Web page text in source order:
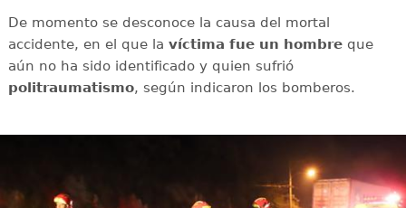
De momento se desconoce la causa del mortal
accidente, en el que la víctima fue un hombreque
aún no ha sido identificado y quien sufrió
politraumatismo, según indicaron los bomberos.